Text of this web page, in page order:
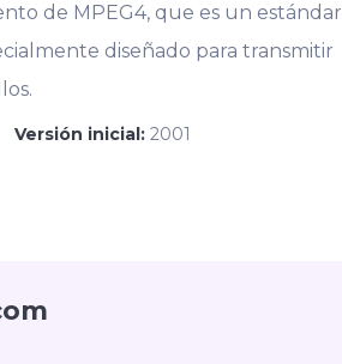
de MPEG4, que es un estándar
diseñado para transmitir
Versión inicial: 2001